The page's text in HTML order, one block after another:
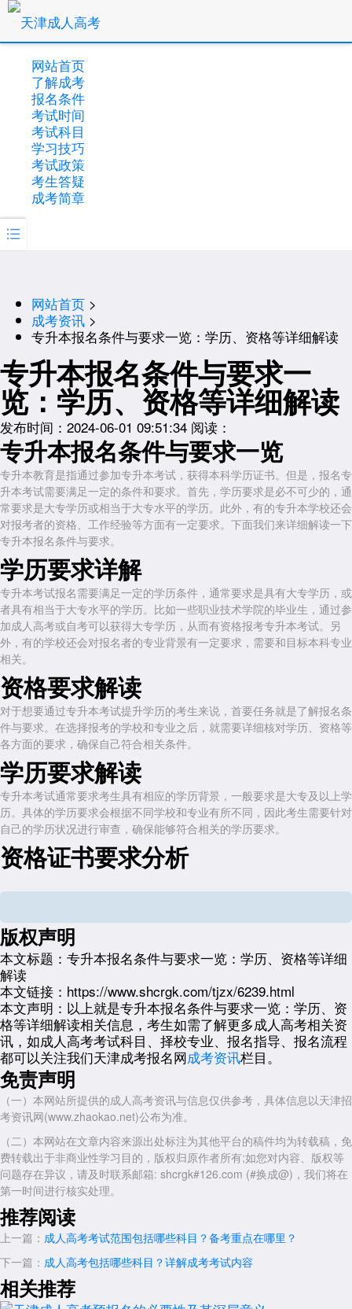
网站首页
了解成考
报名条件
考试时间
考试科目
学习技巧
考试政策
考生答疑
成考简章

网站首页 >
成考资讯 >
专升本报名条件与要求一览：学历、资格等详细解读
专升本报名条件与要求一
览：学历、资格等详细解读
发布时间：2024-06-01 09:51:34 阅读：
专升本报名条件与要求一览
专升本教育是指通过参加专升本考试，获得本科学历证书。但是，报名专
升本考试需要满足一定的条件和要求。首先，学历要求是必不可少的，通
常要求是大专学历或相当于大专水平的学历。此外，有的专升本学校还会
对报考者的资格、工作经验等方面有一定要求。下面我们来详细解读一下
专升本报名条件与要求。
学历要求详解
专升本考试报名需要满足一定的学历条件，通常要求是具有大专学历，或
者具有相当于大专水平的学历。比如一些职业技术学院的毕业生，通过参
加成人高考或自考可以获得大专学历，从而有资格报考专升本考试。另
外，有的学校还会对报名者的专业背景有一定要求，需要和目标本科专业
相关。
资格要求解读
对于想要通过专升本考试提升学历的考生来说，首要任务就是了解报名条
件与要求。在选择报考的学校和专业之后，就需要详细核对学历、资格等
各方面的要求，确保自己符合相关条件。
学历要求解读
专升本考试通常要求考生具有相应的学历背景，一般要求是大专及以上学
历。具体的学历要求会根据不同学校和专业有所不同，因此考生需要针对
自己的学历状况进行审查，确保能够符合相关的学历要求。
资格证书要求分析
些资格证书可能涉及到相关行业的从业资格，或者是其他专业认证。考生
的要求。
其他要求细则梳理
除了学历和资格证书外，专升本考试可能还会对考生有其他细则性的要
求。这些要求可能涉及到年龄、工作经验、培训经历等方面。考生在报名
前务必仔细阅读官方公布的招生章程，了解具体的要求细则，并做好相关
准备。
总结
综上所述，想要通过专升本考试顺利提升学历，首先要对报名条件与要求
有清晰的了解。通过仔细研究学历要求、资格证书要求和其他细则，做好
充分准备，才能在考试中取得理想的成绩，顺利实现学业目标。
展开全文
版权声明
本文标题： 专升本报名条件与要求一览：学历、资格等详细
解读
本文链接： https://www.shcrgk.com/tjzx/6239.html
本文声明： 以上就是专升本报名条件与要求一览：学历、资
格等详细解读相关信息，考生如需了解更多成人高考相关资
讯，如成人高考考试科目、择校专业、报名指导、报名流程
都可以关注我们天津成考报名网成考资讯栏目。
免责声明
（一）本网站所提供的成人高考资讯与信息仅供参考，具体信息以天津招
考资讯网(www.zhaokao.net)公布为准。
（二）本网站在文章内容来源出处标注为其他平台的稿件均为转载稿，免
费转载出于非商业性学习目的，版权归原作者所有;如您对内容、版权等
问题存在异议，请及时联系邮箱: shcrgk#126.com (#换成@)，我们将在
第一时间进行核实处理。
推荐阅读
上一篇： 成人高考考试范围包括哪些科目？备考重点在哪里？
下一篇： 成人高考包括哪些科目？详解成考考试内容
相关推荐